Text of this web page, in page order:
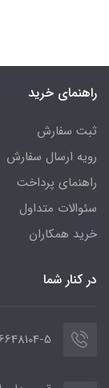
راهنمای خرید
ثبت سفارش
رویه ارسال سفارش
راهنمای پرداخت
سئوالات متداول
خرید همکاران
در کنار شما
025-36648104-5 ساعات